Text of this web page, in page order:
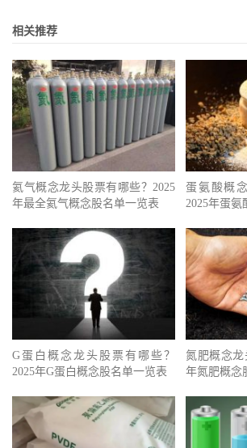
相关推荐
氦气概念龙头股票有哪些？2025
年最全氦气概念股名单一览表
蛋氨酸概
2025年蛋
G蛋白概念龙头股票有哪些？
2025年G蛋白概念股名单一览表
氮肥概念龙
年氮肥概念